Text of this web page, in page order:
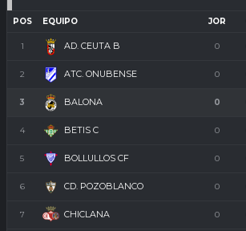
POS EQUIPO JOR
1 AD. CEUTA B 0
2 ATC. ONUBENSE 0
3 BALONA 0
4 BETIS C 0
5 BOLLULLOS CF 0
6 CD. POZOBLANCO 0
7 CHICLANA 0